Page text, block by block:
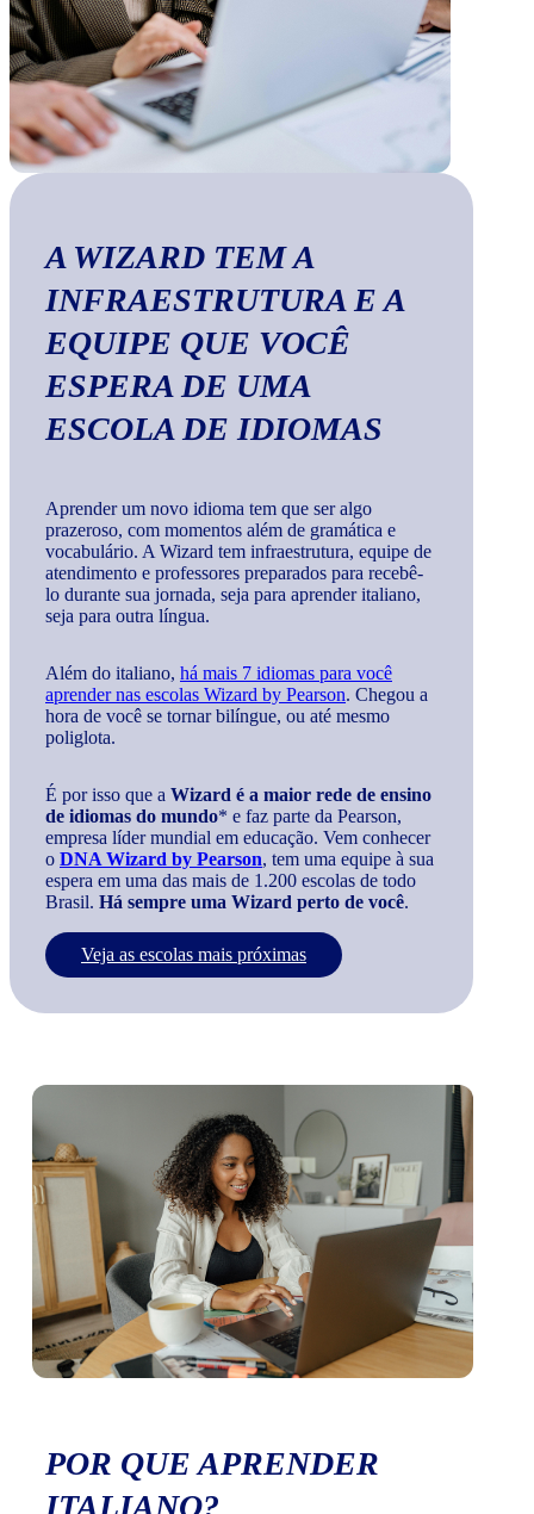
A WIZARD TEM A
INFRAESTRUTURA E A
EQUIPE QUE VOCÊ
ESPERA DE UMA
ESCOLA DE IDIOMAS
Aprender um novo idioma tem que ser algo
prazeroso, com momentos além de gramática e
vocabulário. A Wizard tem infraestrutura, equipe de
atendimento e professores preparados para recebê-
lo durante sua jornada, seja para aprender italiano,
seja para outra língua.
Além do italiano, há mais 7 idiomas para você
aprender nas escolas Wizard by Pearson. Chegou a
hora de você se tornar bilíngue, ou até mesmo
poliglota.
É por isso que a Wizard é a maior rede de ensino
de idiomas do mundo* e faz parte da Pearson,
empresa líder mundial em educação. Vem conhecer
o DNA Wizard by Pearson, tem uma equipe à sua
espera em uma das mais de 1.200 escolas de todo
Brasil. Há sempre uma Wizard perto de você.
Veja as escolas mais próximas
POR QUE APRENDER
ITALIANO?